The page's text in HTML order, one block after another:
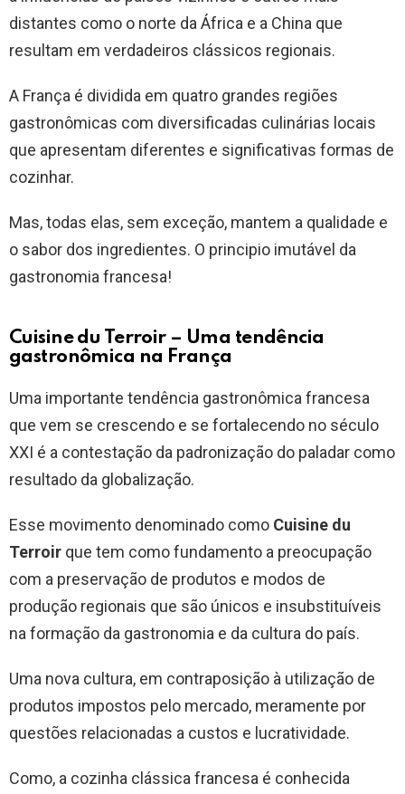
distantes como o norte da África e a China que
resultam em verdadeiros clássicos regionais.
A França é dividida em quatro grandes regiões
gastronômicas com diversificadas culinárias locais
que apresentam diferentes e significativas formas de
cozinhar.
Mas, todas elas, sem exceção, mantem a qualidade e
o sabor dos ingredientes. O principio imutável da
gastronomia francesa!
Cuisine du Terroir – Uma tendência
gastronômica na França
Uma importante tendência gastronômica francesa
que vem se crescendo e se fortalecendo no século
XXI é a contestação da padronização do paladar como
resultado da globalização.
Esse movimento denominado como Cuisine du
Terroir que tem como fundamento a preocupação
com a preservação de produtos e modos de
produção regionais que são únicos e insubstituíveis
na formação da gastronomia e da cultura do país.
Uma nova cultura, em contraposição à utilização de
produtos impostos pelo mercado, meramente por
questões relacionadas a custos e lucratividade. 
Como, a cozinha clássica francesa é conhecida